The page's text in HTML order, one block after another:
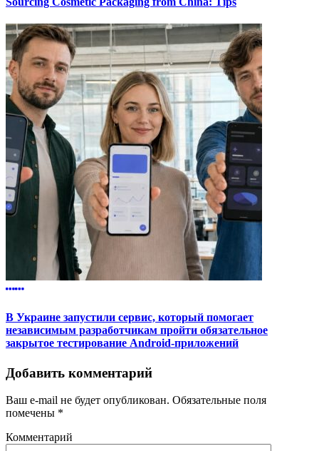
В Украине запустили сервис, который помогает
независимым разработчикам пройти обязательное
закрытое тестирование Android-приложений
Добавить комментарий
Ваш e-mail не будет опубликован. Обязательные поля
помечены *
Комментарий